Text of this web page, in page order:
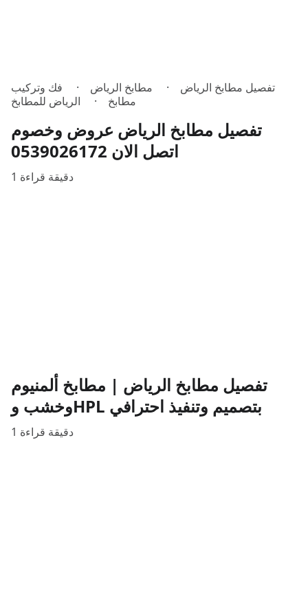
تفصيل مطابخ الرياض مطابخ الرياض
فك وتركيب
مطابخ
الرياض للمطابخ
تفصيل مطابخ الرياض عروض وخصوم
1 دقيقة قراءة
تفصيل مطابخ الرياض | مطابخ ألمنيوم
وخشب وHPL بتصميم وتنفيذ احترافي
1 دقيقة قراءة